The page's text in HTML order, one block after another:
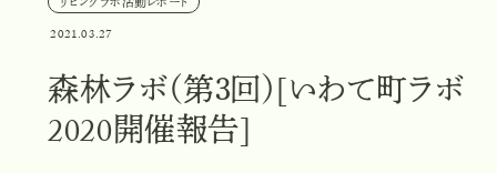
リビングラボ活動レポート
2021.03.27
森林ラボ（第３回）[いわて町ラボ
2020開催報告]